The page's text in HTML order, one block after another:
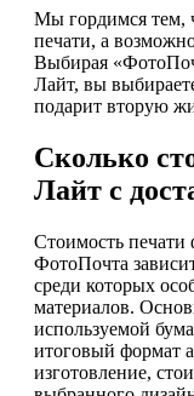
Мы гордимся тем,
печати, а
Выбирая
Лайт, вы
подарит вторую
Сколько
Лайт с
Стоимость
ФотоПочта
среди которых
материалов.
используемой
итоговый формат
изготовление,